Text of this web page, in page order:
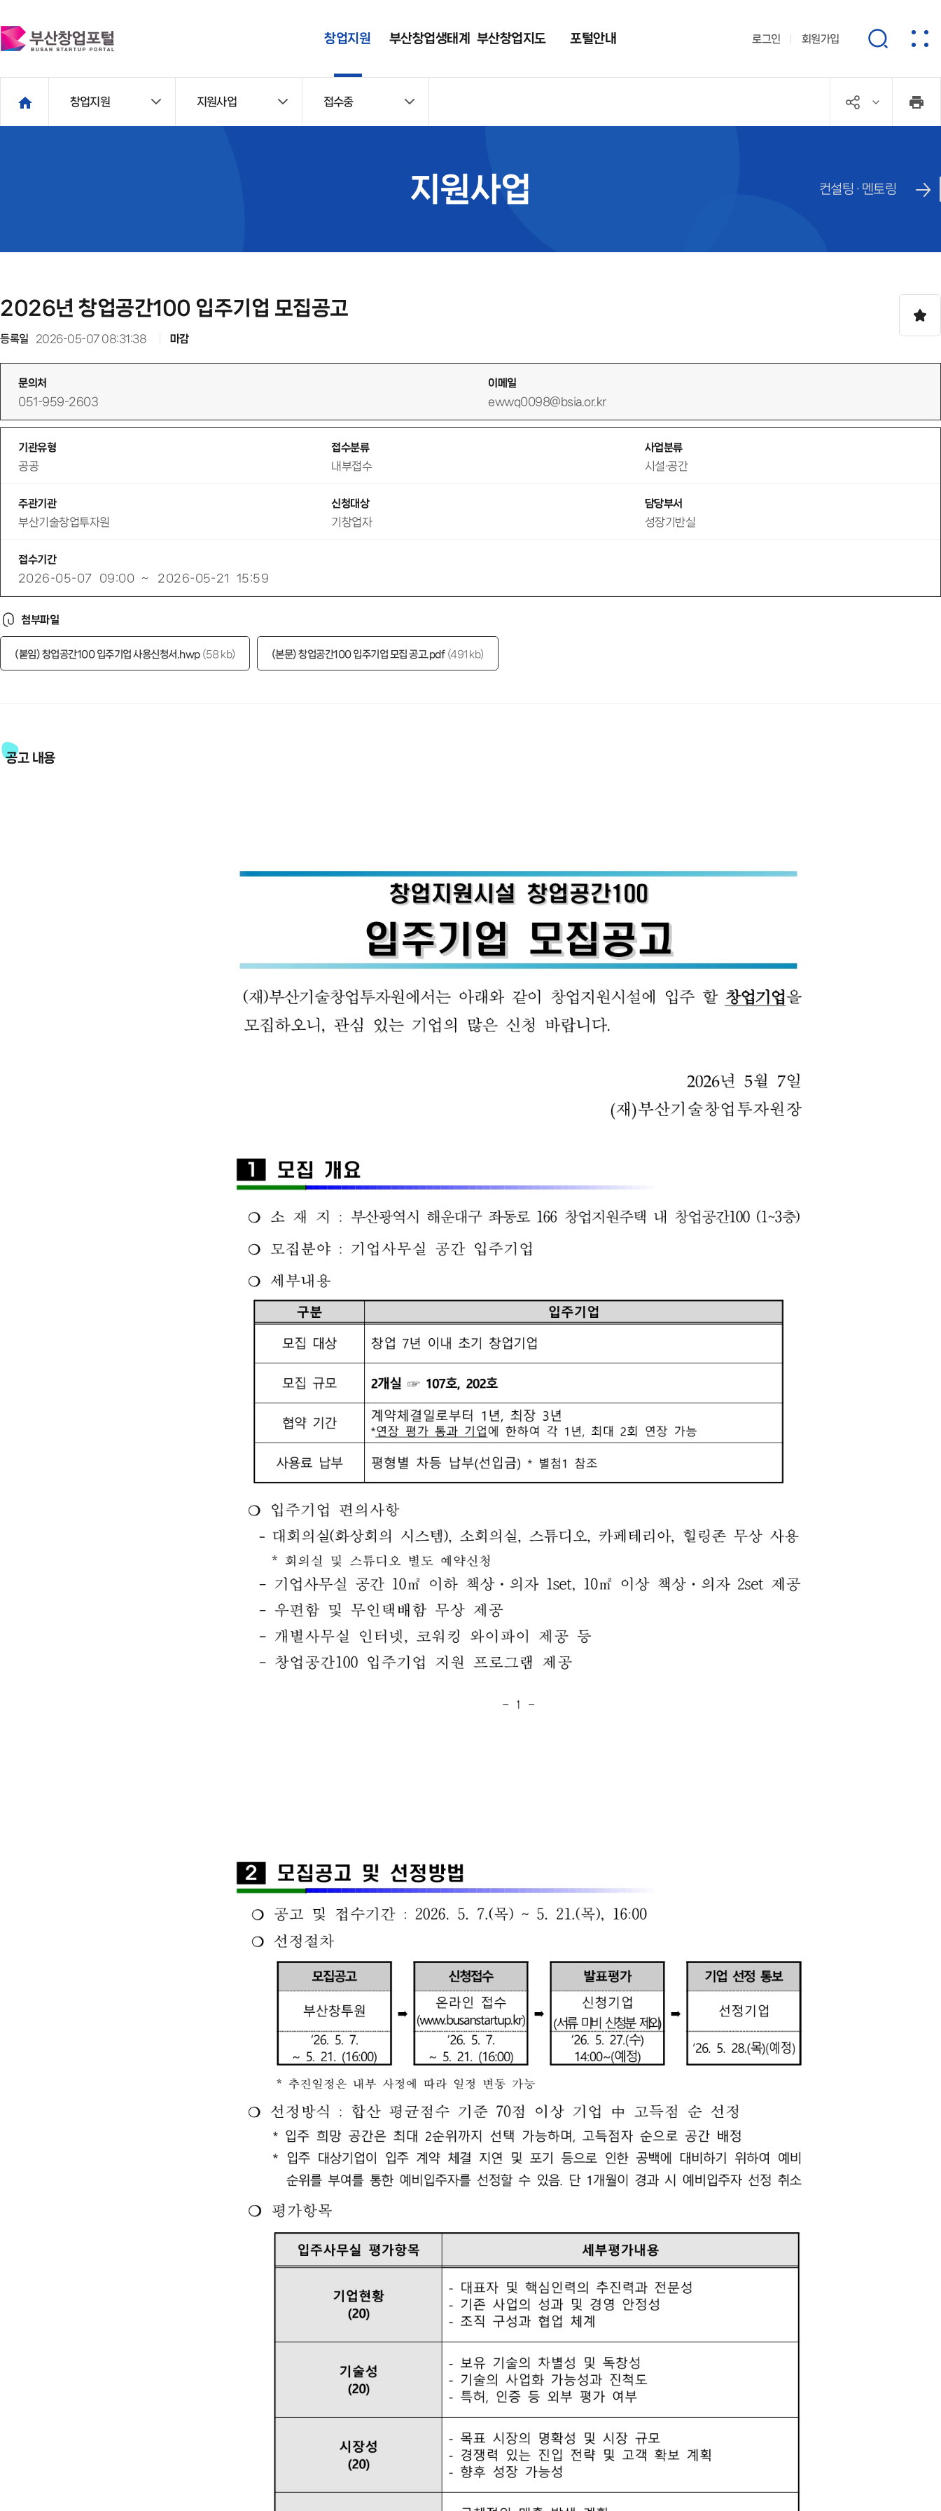
로그인 회원가입
창업지원
지원사업
부산창업생태계
현황
부산창업지도 포털안내
창업지원 지원사업 접수중
지원사업 컨설팅 · 멘토링
2026년 창업공간100 입주기업 모집공고
등록일 2026-05-07 08:31:38 마감
문의처
051-959-2603
이메일
ewwq0098@bsia.or.kr
기관유형
공공
접수분류
내부접수
사업분류
시설·공간
주관기관
부산기술창업투자원
신청대상
기창업자
담당부서
성장기반실
접수기간
2026-05-07
09:00 ~ 2026-05-21 15:59
첨부파일
(붙임) 창업공간100 입주기업 사용신청서.hwp 58 kb (본문) 창업공간100 입주기업 모집 공고.pdf 491 kb
공고 내용